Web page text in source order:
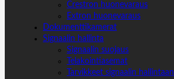
Crestron huonevaraus
Extron huonevaraus
Dokumenttikamerat
Signaalin hallinta
Signaalin suojaus
Telakointiasemat
Tarvikkeet signaalin hallintaan